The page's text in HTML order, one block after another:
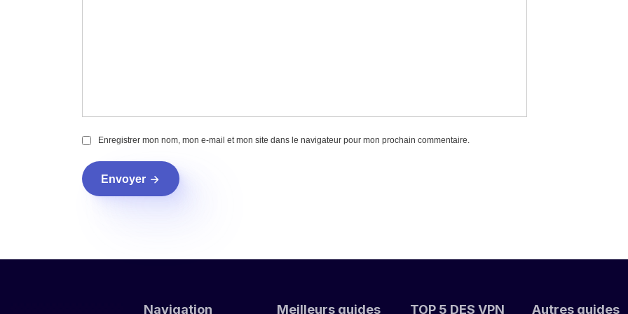
Enregistrer mon nom, mon e-mail et mon site dans le navigateur pour mon prochain commentaire.
Envoyer
Navigation Meilleurs guides TOP 5 DES VPN Autres guides